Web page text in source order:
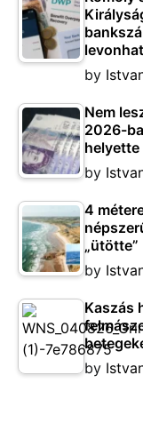
by
Nem
2026-
helyette
by
4
„ütötte”
by
Kaszás
by